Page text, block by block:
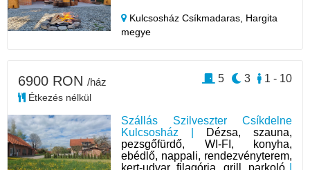
Kulcsosház Csíkmadaras, Hargita
megye
Szállás Szilveszter Csíkdelne
Kulcsosház |
Dézsa, szauna,
pezsgőfürdő, WI-FI, konyha,
ebédlő, nappali, rendezvényterem,
kert-udvar, filagória, grill, parkoló|
6900 RON /ház
Étkezés nélkül
1 - 10
3
5